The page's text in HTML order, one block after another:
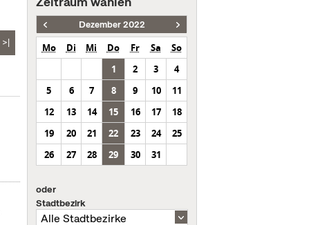
>|
Dezember 2022
Mo Di Mi Do Fr Sa
So
1
2 3
4
5
6 7 8 9 10
11
12
13 14 15 16 17
18
19
20 21 22 23 24
25
26
27 28 29 30 31
oder
Stadtbezirk